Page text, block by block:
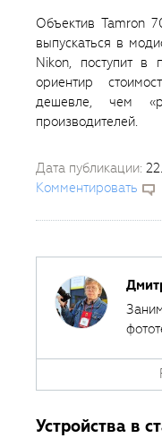
Объектив Tamron
выпускаться в
Nikon, поступит
ориентир
дешевле, чем
производителей.
Дата публикации:
Комментировать
за
Устройства в